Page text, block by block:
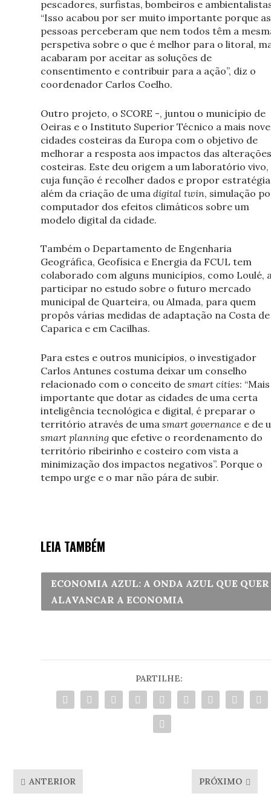
pescadores, surfistas, bombeiros e
“Isso acabou por ser muito importante porque as
pessoas perceberam que nem todos têm a
perspetiva sobre o que é melhor para o litoral,
acabaram por aceitar as soluções de
consentimento e contribuir para a ação”, diz o
coordenador Carlos Coelho.
Outro projeto, o SCORE -, juntou o município de
Oeiras e o Instituto Superior Técnico a mais nove
cidades costeiras da Europa com o objetivo de
melhorar a resposta aos impactos das alterações
costeiras. Este deu origem a um laboratório vivo,
cuja função é recolher dados e propor
além da criação de uma digital twin, simulação
computador dos efeitos climáticos sobre um
modelo digital da cidade.
Também o Departamento de Engenharia
Geográfica, Geofísica e Energia da FCUL tem
colaborado com alguns municípios, como Loulé,
participar no estudo sobre o futuro mercado
municipal de Quarteira, ou Almada, para quem
propôs várias medidas de adaptação na Costa de
Caparica e em Cacilhas.
Para estes e outros municípios, o investigador
Carlos Antunes costuma deixar um conselho
relacionado com o conceito de smart cities: “Mais
importante que dotar as cidades de uma certa
inteligência tecnológica e digital, é preparar o
território através de uma smart governance e de
smart planningque efetive o reordenamento do
território ribeirinho e costeiro com vista a
minimização dos impactos negativos”. Porque o
tempo urge e o mar não pára de subir.
LEIA TAMBÉM
ECONOMIA AZUL: A ONDA AZUL QUE QUER
ALAVANCAR A ECONOMIA
PARTILHE:
ANTERIOR PRÓXIMO